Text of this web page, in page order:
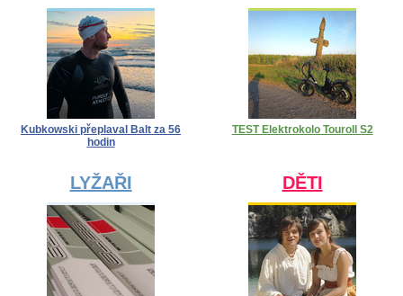
Kubkowski přeplaval Balt za 56
hodin
TEST Elektrokolo Touroll S2
LYŽAŘI DĚTI